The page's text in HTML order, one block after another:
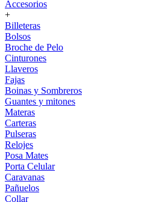
Accesorios
+
Billeteras
Bolsos
Broche de Pelo
Cinturones
Llaveros
Fajas
Boinas y Sombreros
Guantes y mitones
Materas
Carteras
Pulseras
Relojes
Posa Mates
Porta Celular
Caravanas
Pañuelos
Collar